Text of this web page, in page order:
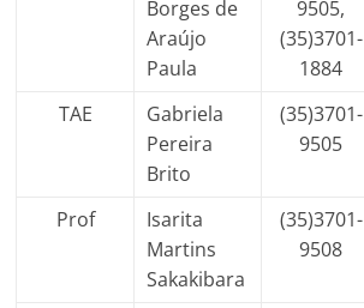
Borges de
Araújo
Paula
9505,
(35)3701-
1884
TAE
Gabriela
Pereira
Brito
(35)3701-
9505
Prof
Isarita
Martins
Sakakibara
(35)3701-
9508